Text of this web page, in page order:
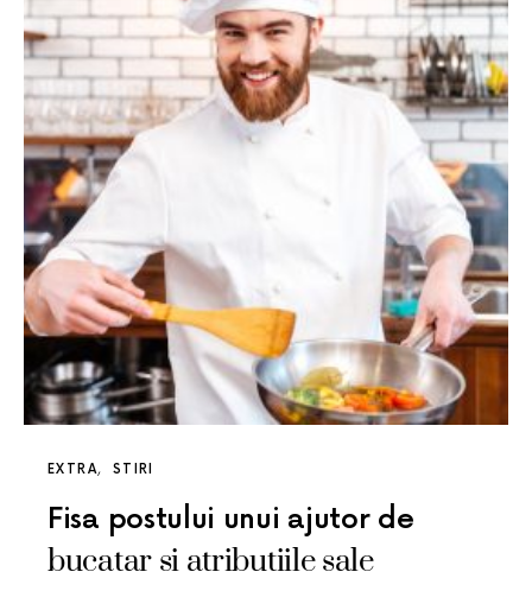
EXTRA STIRI
Fisa postului unui ajutor de
bucatar si atributiile sale